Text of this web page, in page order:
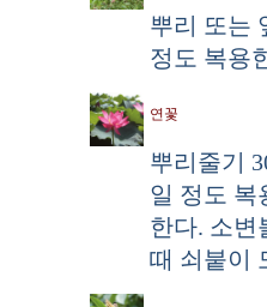
뿌리 또는
정도 복용
연꽃
뿌리줄기
일 정도 복
한다. 소변
때 쇠붙이